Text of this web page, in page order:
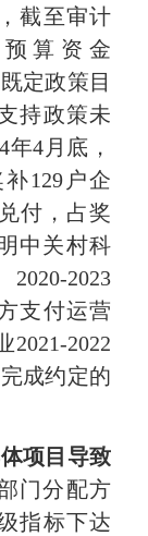
截至审计
算资金
定政策目
持政策未
4月底，
129户企
付，占奖
中关村科
2023
支付运营
2022
成约定的
项目导致
门分配方
指标下达